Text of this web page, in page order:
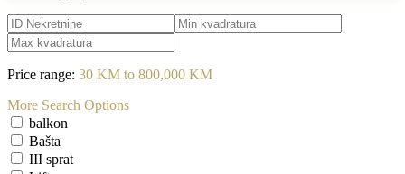
Price range: 30 KM to 800,000 KM
More Search Options
balkon
Bašta
III sprat